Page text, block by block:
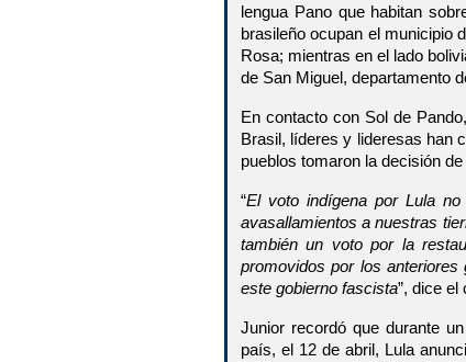
lengua Pano que habitan
brasileño ocupan el municipio
Rosa; mientras en el lado
de San Miguel, departamento
En contacto con Sol de
Brasil, líderes y lideresas han
pueblos tomaron la decisión
“El voto indígena por Lula
avasallamientos a nuestras
también un voto por la
promovidos por los
este gobierno fascista”, dice el
Junior recordó que durante
país, el 12 de abril, Lula